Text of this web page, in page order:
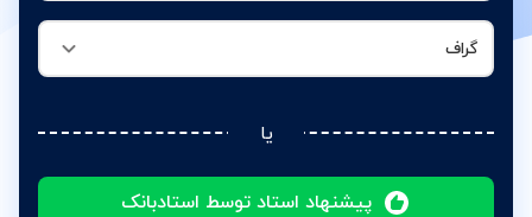
گراف
یا
پیشنهاد استاد توسط استادبانک